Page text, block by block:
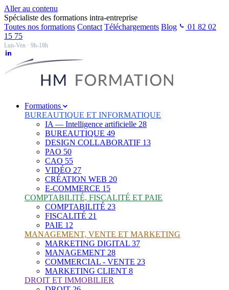
Aller au contenu
Spécialiste des formations intra-entreprise
Toutes nos formations Contact Téléchargements Blog
01 82 02
15 75
Lun-Ven · 9h-18h
Formations
BUREAUTIQUE ET INFORMATIQUE
IA — Intelligence artificielle 28
BUREAUTIQUE 49
DESIGN COLLABORATIF 13
PAO 50
CAO 55
VIDÉO 27
CRÉATION WEB 20
E-COMMERCE 15
COMPTABILITÉ, FISCALITÉ ET PAIE
COMPTABILITÉ 23
FISCALITÉ 21
PAIE 12
MANAGEMENT, VENTE ET MARKETING
MARKETING DIGITAL 37
MANAGEMENT 28
COMMERCIAL - VENTE 23
MARKETING CLIENT 8
DROIT ET IMMOBILIER